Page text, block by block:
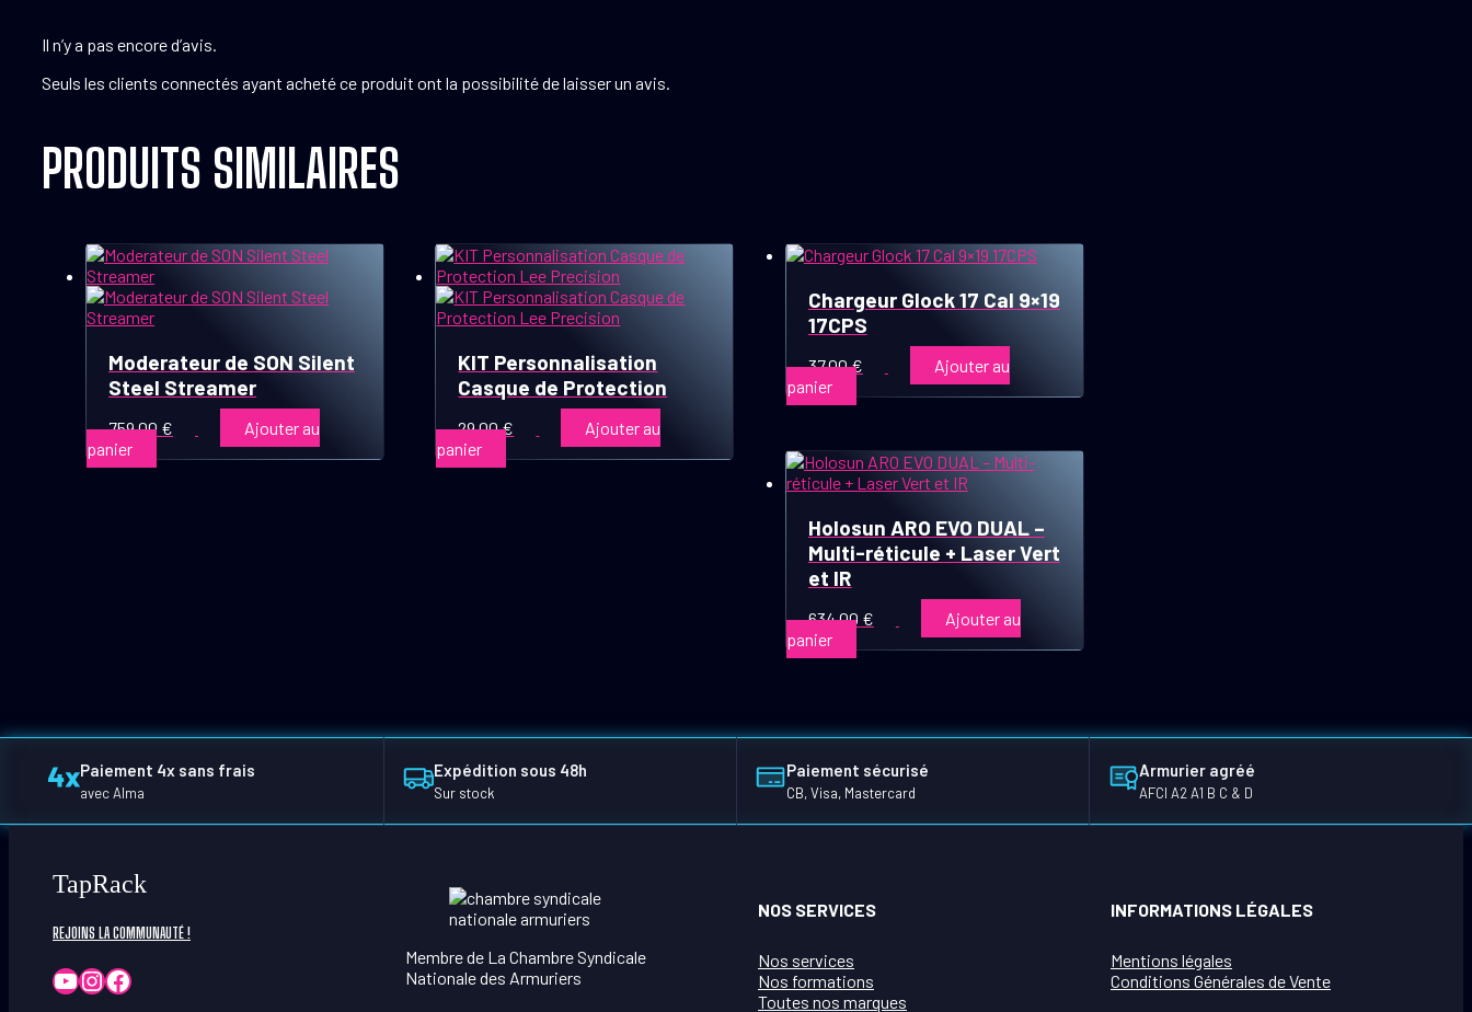
Il n’y a pas encore d’avis.
Seuls les clients connectés ayant acheté ce produit ont la possibilité de laisser un avis.
PRODUITS SIMILAIRES
Moderateur de SON Silent
Steel Streamer
759,00 €
Ajouter au
panier
KIT Personnalisation
Casque de Protection
29,00€
Ajouter au
panier
Chargeur Glock 17 Cal 9×19
17CPS
37,00€
Ajouter au
panier
Holosun ARO EVO DUAL –
Multi-réticule + Laser Vert
et IR
634,00 €
Ajouter au
panier
Paiement 4x sans frais
avec Alma
Expédition sous 48h
Sur stock
Paiement sécurisé
CB, Visa, Mastercard
Armurier agréé
AFCI A2 A1 B C & D
TapRack
REJOINS LA COMMUNAUTÉ !
YouTube
Instagram
Facebook
Membre de La Chambre Syndicale
Nationale des Armuriers
NOS SERVICES
Nos services
Nos formations
Toutes nos marques
INFORMATIONS LÉGALES
Mentions légales
Conditions Générales de Vente